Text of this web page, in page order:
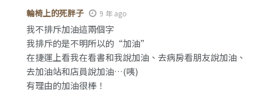
輪椅上的死胖子 9 年 ago
我不排斥加油這兩個字
我排斥的是不明所以的“加油”
在捷運上看我在看書和我說加油、去病房看朋友說加油、
去加油站和店員說加油…(咦)
有理由的加油很棒！